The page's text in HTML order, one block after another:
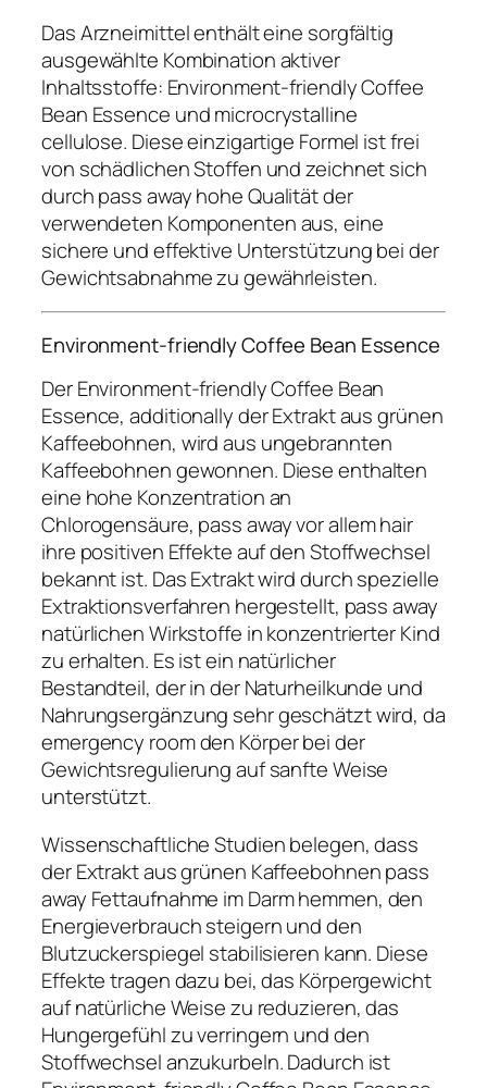
Das Arzneimittel enthält eine sorgfältig
ausgewählte Kombination aktiver
Inhaltsstoffe: Environment-friendly Coffee
Bean Essence und microcrystalline
cellulose. Diese einzigartige Formel ist frei
von schädlichen Stoffen und zeichnet sich
durch pass away hohe Qualität der
verwendeten Komponenten aus, eine
sichere und effektive Unterstützung bei der
Gewichtsabnahme zu gewährleisten.
Environment-friendly Coffee Bean Essence
Der Environment-friendly Coffee Bean
Essence, additionally der Extrakt aus grünen
Kaffeebohnen, wird aus ungebrannten
Kaffeebohnen gewonnen. Diese enthalten
eine hohe Konzentration an
Chlorogensäure, pass away vor allem hair
ihre positiven Effekte auf den Stoffwechsel
bekannt ist. Das Extrakt wird durch spezielle
Extraktionsverfahren hergestellt, pass away
natürlichen Wirkstoffe in konzentrierter Kind
zu erhalten. Es ist ein natürlicher
Bestandteil, der in der Naturheilkunde und
Nahrungsergänzung sehr geschätzt wird, da
emergency room den Körper bei der
Gewichtsregulierung auf sanfte Weise
unterstützt.
Wissenschaftliche Studien belegen, dass
der Extrakt aus grünen Kaffeebohnen pass
away Fettaufnahme im Darm hemmen, den
Energieverbrauch steigern und den
Blutzuckerspiegel stabilisieren kann. Diese
Effekte tragen dazu bei, das Körpergewicht
auf natürliche Weise zu reduzieren, das
Hungergefühl zu verringern und den
Stoffwechsel anzukurbeln. Dadurch ist